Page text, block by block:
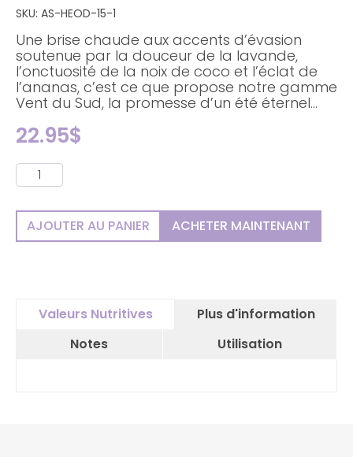
SKU: AS-HEOD-15-1
Une brise chaude aux accents d’évasion
soutenue par la douceur de la lavande,
l’onctuosité de la noix de coco et l’éclat de
l’ananas, c’est ce que propose notre gamme
Vent du Sud, la promesse d’un été éternel…
22.95$
AJOUTER AU PANIER ACHETER MAINTENANT
Valeurs Nutritives
Plus d'information
Notes
Utilisation